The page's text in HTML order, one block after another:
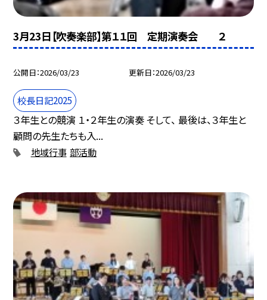
3月23日【吹奏楽部】第１１回 定期演奏会 ２
公開日 2026/03/23 更新日 2026/03/23
校長日記2025
３年生との競演 １・２年生の演奏 そして、 最後は、３年生と
顧問の先生たちも入...
地域行事 部活動